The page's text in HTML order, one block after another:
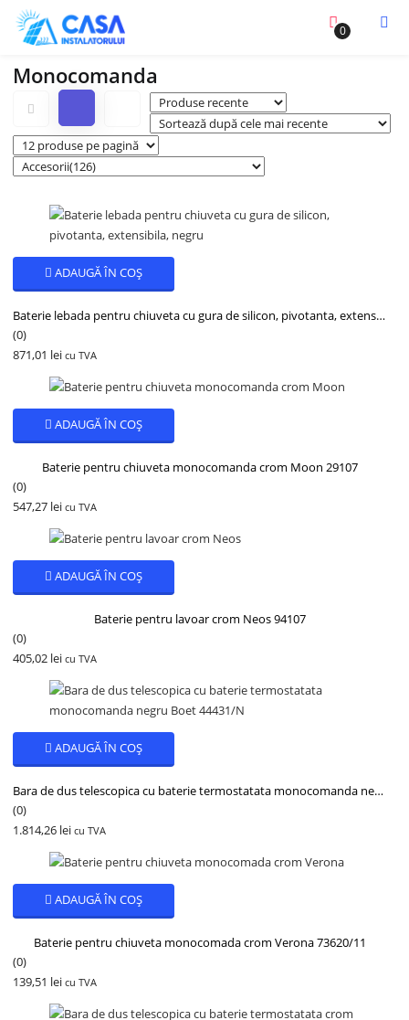
0
Monocomanda
ADAUGĂ ÎN COȘ
Baterie lebada pentru chiuveta cu gura de silicon, pivotanta, extensibila, negru 82693N
(0)
871,01 lei cu TVA
ADAUGĂ ÎN COȘ
Baterie pentru chiuveta monocomanda crom Moon 29107
(0)
547,27 lei cu TVA
ADAUGĂ ÎN COȘ
Baterie pentru lavoar crom Neos 94107
(0)
405,02 lei cu TVA
ADAUGĂ ÎN COȘ
Bara de dus telescopica cu baterie termostatata monocomanda negru Boet 44431/N
(0)
1.814,26 lei cu TVA
ADAUGĂ ÎN COȘ
Baterie pentru chiuveta monocomada crom Verona 73620/11
(0)
139,51 lei cu TVA